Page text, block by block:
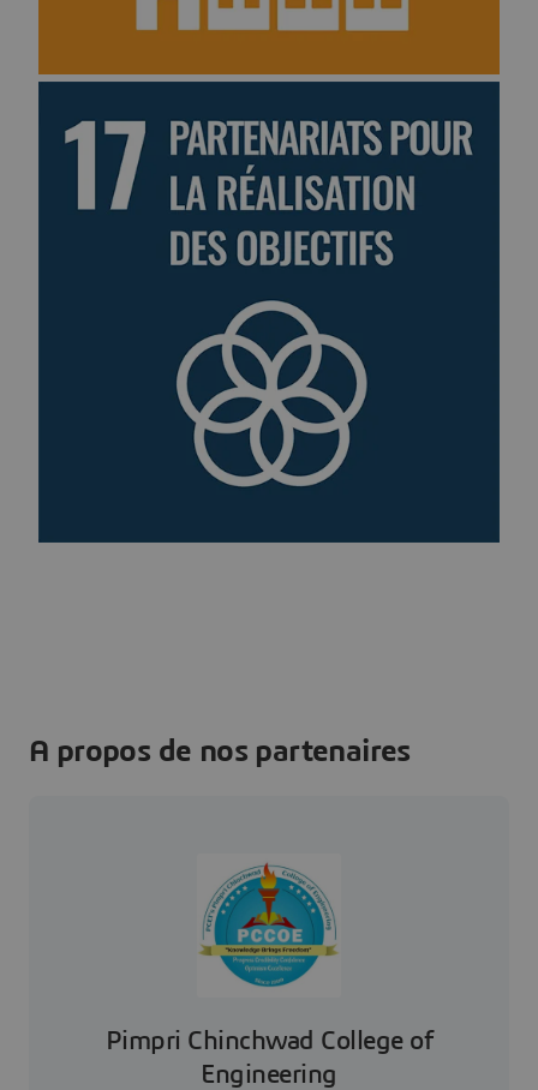
A propos de nos partenaires
Pimpri Chinchwad College of
Engineering